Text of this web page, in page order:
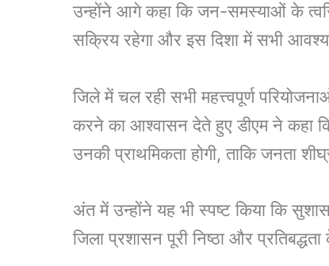
उन्होंने आगे कहा कि जन-समस्याओं के
सक्रिय रहेगा और इस दिशा में सभी
जिले में चल रही सभी महत्त्वपूर्ण
करने का आश्वासन देते हुए डीएम ने कहा कि
उनकी प्राथमिकता होगी, ताकि जनता
अंत में उन्होंने यह भी स्पष्ट किया कि
जिला प्रशासन पूरी निष्ठा और